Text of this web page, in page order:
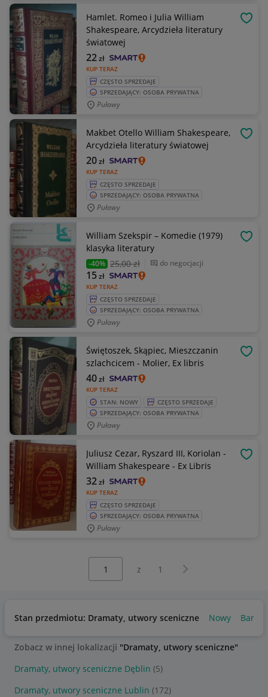
Hamlet. Romeo i Julia William
Shakespeare, Arcydzieła literatury
światowej
KUP TERAZ
22zł
CZĘSTO SPRZEDAJE
SPRZEDAJĄCY: OSOBA PRYWATNA
Puławy
Makbet Otello William Shakespeare,
Arcydzieła literatury światowej
KUP TERAZ
20zł
CZĘSTO SPRZEDAJE
SPRZEDAJĄCY: OSOBA PRYWATNA
Puławy
William Szekspir – Komedie (1979)
klasyka literatury
-40% 25,00 zł do negocjacji
KUP TERAZ
15zł
CZĘSTO SPRZEDAJE
SPRZEDAJĄCY: OSOBA PRYWATNA
Puławy
Świętoszek, Skąpiec, Mieszczanin
szlachcicem - Molier, Ex libris
KUP TERAZ
40zł
STAN: NOWY
CZĘSTO SPRZEDAJE
SPRZEDAJĄCY: OSOBA PRYWATNA
Puławy
Juliusz Cezar, Ryszard III, Koriolan -
William Shakespeare - Ex Libris
KUP TERAZ
32zł
CZĘSTO SPRZEDAJE
SPRZEDAJĄCY: OSOBA PRYWATNA
Puławy
z 1 Następna strona
Stan przedmiotu: Dramaty, utwory sceniczne Nowy
Zobacz w innej lokalizacji "Dramaty, utwory sceniczne"
Dramaty, utwory sceniczne Dęblin (5)
Dramaty, utwory sceniczne Lublin (172)